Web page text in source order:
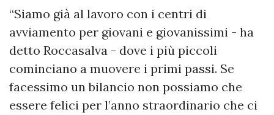
“Siamo già al lavoro con i centri di
avviamento per giovani e giovanissimi - ha
detto Roccasalva - dove i più piccoli
cominciano a muovere i primi passi. Se
facessimo un bilancio non possiamo che
essere felici per l’anno straordinario che ci